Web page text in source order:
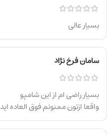
بسیار عالی
سامان فرخ نژاد
بسیار راضی ام از این شامپو
واقعا ازتون ممنونم فوق العاده اید